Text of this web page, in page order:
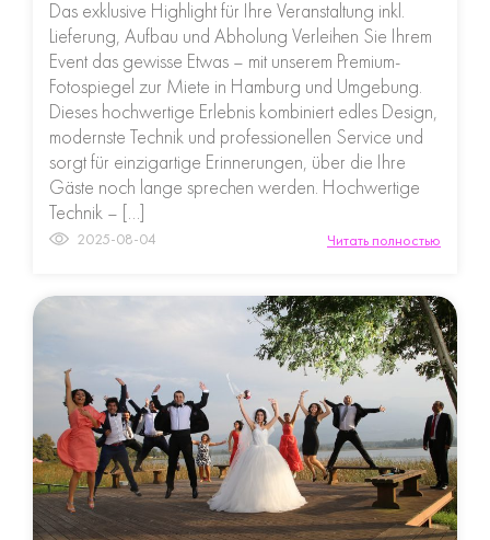
Das exklusive Highlight für Ihre Veranstaltung inkl.
Lieferung, Aufbau und Abholung Verleihen Sie Ihrem
Event das gewisse Etwas – mit unserem Premium-
Fotospiegel zur Miete in Hamburg und Umgebung.
Dieses hochwertige Erlebnis kombiniert edles Design,
modernste Technik und professionellen Service und
sorgt für einzigartige Erinnerungen, über die Ihre
Gäste noch lange sprechen werden. Hochwertige
Technik – […]
2025-08-04 Читать полностью